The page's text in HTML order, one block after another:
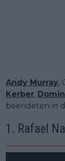
Andy Murray,
Kerber,
beendeten in
1. Rafael